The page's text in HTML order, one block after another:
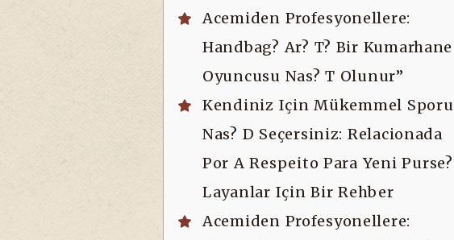
Acemiden Profesyonellere:
Handbag? Ar? T? Bir Kumarhane
Oyuncusu Nas? T Olunur”
Kendiniz Için Mükemmel Sporu
Nas? D Seçersiniz: Relacionada
Por A Respeito Para Yeni Purse?
Layanlar Için Bir Rehber
Acemiden Profesyonellere: